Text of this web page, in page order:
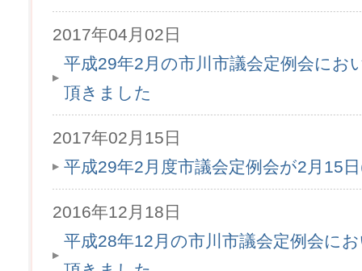
2017年04月02日
平成29年2月の市川市議会定例会にお
頂きました
2017年02月15日
平成29年2月度市議会定例会が2月15
2016年12月18日
平成28年12月の市川市議会定例会に